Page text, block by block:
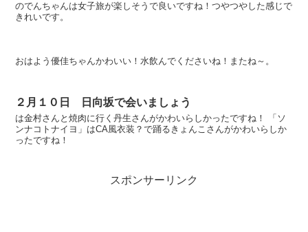
のでんちゃんは女子旅が楽しそうで良いですね！つやつやした感じで
きれいです。
おはよう優佳ちゃんかわいい！水飲んでくださいね！またね～。
２月１０日 日向坂で会いましょう
は金村さんと焼肉に行く丹生さんがかわいらしかったですね！ 「ソ
ンナコトナイヨ」はCA風衣装？で踊るきょんこさんがかわいらしか
ったですね！
スポンサーリンク